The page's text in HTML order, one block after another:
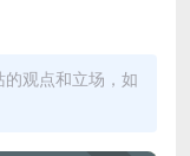
观点和立场，如